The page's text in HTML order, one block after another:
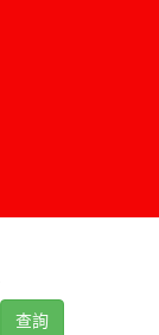
查詢